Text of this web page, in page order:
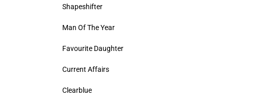
Shapeshifter
Man Of The Year
Favourite Daughter
Current Affairs
Clearblue